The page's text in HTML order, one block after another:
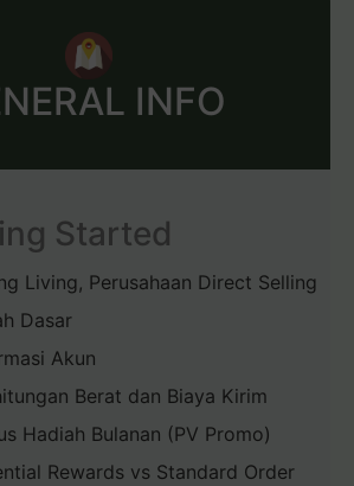
INFO
Started
Living, Perusahaan Direct Selling
Dasar
Akun
Berat dan Biaya Kirim
Hadiah Bulanan (PV Promo)
Rewards vs Standard Order